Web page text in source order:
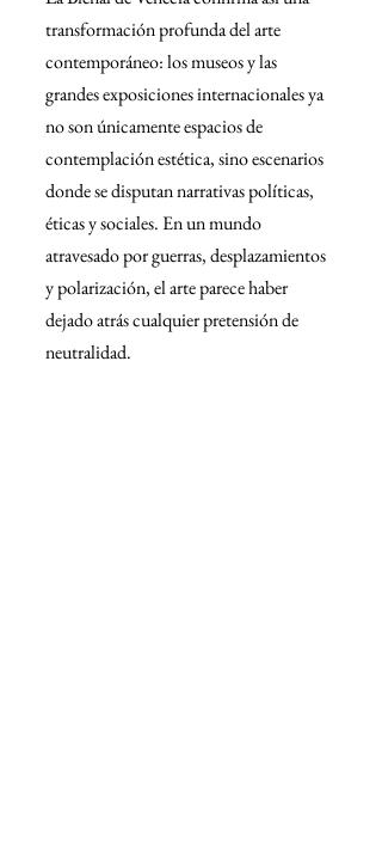
transformación profunda del arte
contemporáneo: los museos y las
grandes exposiciones internacionales ya
no son únicamente espacios de
contemplación estética, sino escenarios
donde se disputan narrativas políticas,
éticas y sociales. En un mundo
atravesado por guerras, desplazamientos
y polarización, el arte parece haber
dejado atrás cualquier pretensión de
neutralidad.